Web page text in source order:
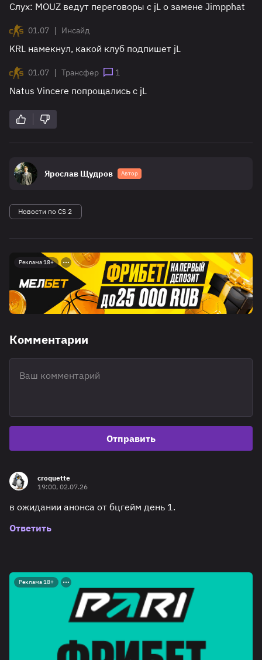
Слух: MOUZ ведут переговоры с jL о замене Jimpphat
01.07 | Инсайд
KRL намекнул, какой клуб подпишет jL
01.07 | Трансфер 1
Natus Vincere попрощались с jL
Ярослав Щудров Автор
Новости по CS 2
Реклама 18+
Комментарии
Отправить
croquette
19:00, 02.07.26
в ожидании анонса от бцгейм день 1.
Ответить
Реклама 18+